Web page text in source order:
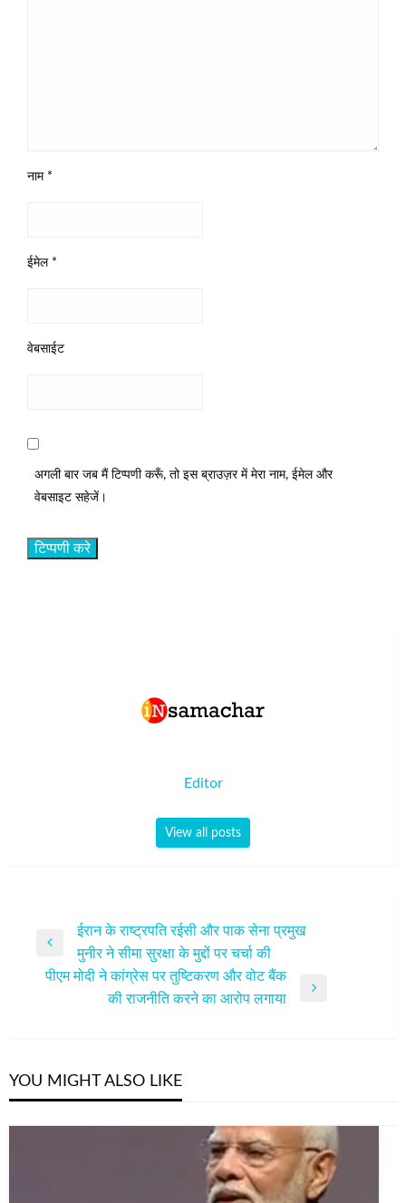
नाम *
ईमेल *
वेबसाईट
अगली बार जब मैं टिप्पणी करूँ, तो इस ब्राउज़र में मेरा नाम, ईमेल और
वेबसाइट सहेजें।
Editor
View all posts
नेविगेशन
Previous
Post
ईरान के राष्ट्रपति रईसी और पाक सेना प्रमुख
मुनीर ने सीमा सुरक्षा के मुद्दों पर चर्चा की
पीएम मोदी ने कांग्रेस पर तुष्टिकरण और वोट बैंक
की राजनीति करने का आरोप लगाया
YOU MIGHT ALSO LIKE